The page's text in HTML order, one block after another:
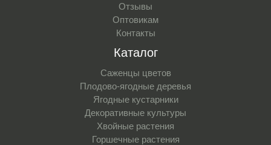
Отзывы
Оптовикам
Контакты
Каталог
Саженцы цветов
Плодово-ягодные деревья
Ягодные кустарники
Декоративные культуры
Хвойные растения
Горшечные растения